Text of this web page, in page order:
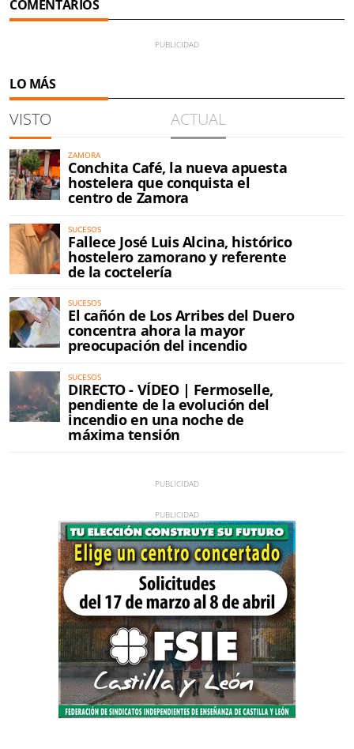
COMENTARIOS
LO MÁS
VISTO ACTUAL
ZAMORA
Conchita Café, la nueva apuesta
hostelera que conquista el
centro de Zamora
SUCESOS
Fallece José Luis Alcina, histórico
hostelero zamorano y referente
de la coctelería
SUCESOS
El cañón de Los Arribes del Duero
concentra ahora la mayor
preocupación del incendio
SUCESOS
DIRECTO - VÍDEO | Fermoselle,
pendiente de la evolución del
incendio en una noche de
máxima tensión